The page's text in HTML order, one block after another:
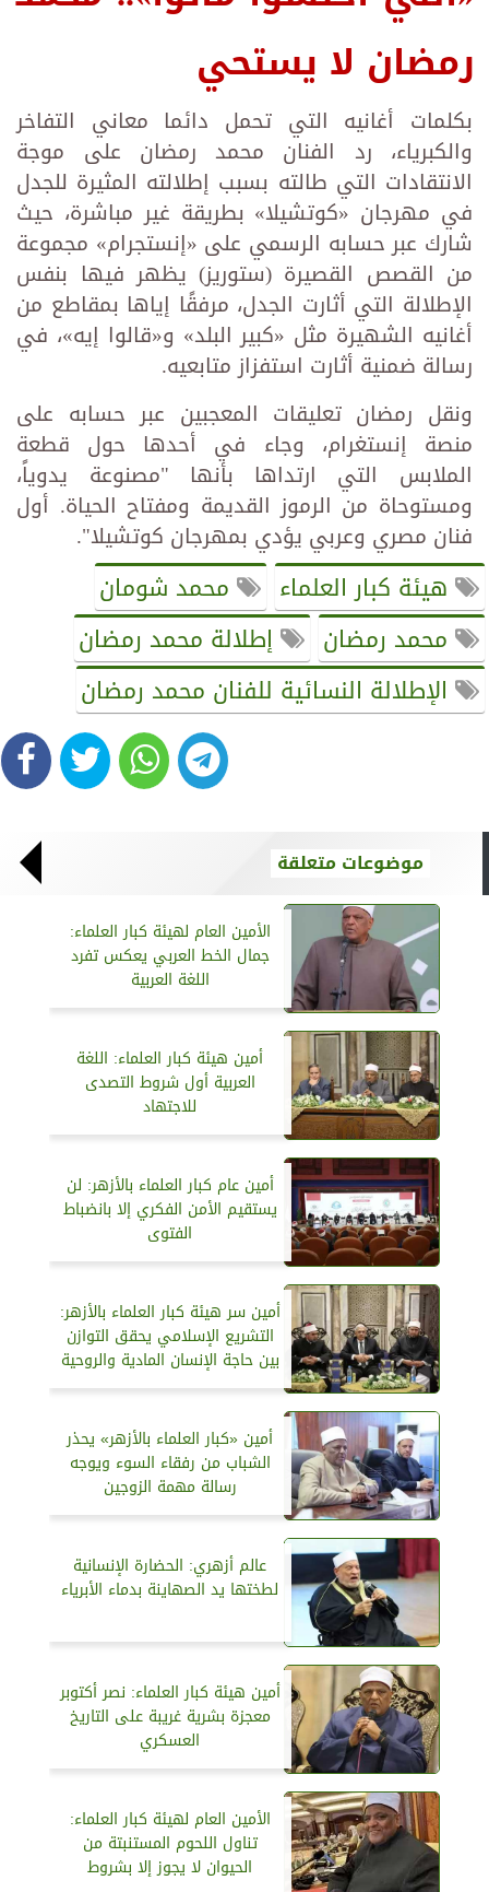
رمضان لا يستحي
بكلمات أغانيه التي تحمل دائما معاني التفاخر
والكبرياء، رد الفنان محمد رمضان على موجة
الانتقادات التي طالته بسبب إطلالته المثيرة للجدل
في مهرجان «كوتشيلا» بطريقة غير مباشرة، حيث
شارك عبر حسابه الرسمي على «إنستجرام» مجموعة
من القصص القصيرة (ستوريز) يظهر فيها بنفس
الإطلالة التي أثارت الجدل، مرفقًا إياها بمقاطع من
أغانيه الشهيرة مثل «كبير البلد» و«قالوا إيه»، في
رسالة ضمنية أثارت استفزاز متابعيه.
ونقل رمضان تعليقات المعجبين عبر حسابه على
منصة إنستغرام، وجاء في أحدها حول قطعة
الملابس التي ارتداها بأنها "مصنوعة يدوياً،
ومستوحاة من الرموز القديمة ومفتاح الحياة. أول
فنان مصري وعربي يؤدي بمهرجان كوتشيلا".
هيئة كبار العلماء
محمد شومان
محمد رمضان
إطلالة محمد رمضان
الإطلالة النسائية للفنان محمد رمضان
موضوعات متعلقة
الأمين العام لهيئة كبار العلماء:
جمال الخط العربي يعكس تفرد
اللغة العربية
أمين هيئة كبار العلماء: اللغة
العربية أول شروط التصدى
للاجتهاد
أمين عام كبار العلماء بالأزهر: لن
يستقيم الأمن الفكري إلا بانضباط
الفتوى
أمين سر هيئة كبار العلماء بالأزهر:
التشريع الإسلامي يحقق التوازن
بين حاجة الإنسان المادية والروحية
أمين «كبار العلماء بالأزهر» يحذر
الشباب من رفقاء السوء ويوجه
رسالة مهمة الزوجين
عالم أزهري: الحضارة الإنسانية
لطختها يد الصهاينة بدماء الأبرياء
أمين هيئة كبار العلماء: نصر أكتوبر
معجزة بشرية غريبة على التاريخ
العسكري
الأمين العام لهيئة كبار العلماء:
تناول اللحوم المستنبتة من
الحيوان لا يجوز إلا بشروط